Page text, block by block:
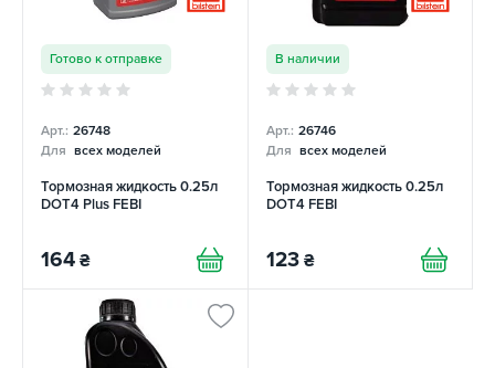
Готово к отправке
Арт.: 26748
Для всех моделей
Тормозная жидкость 0.25л
DOT4 Plus FEBI
164 ₴
В наличии
Арт.: 26746
Для всех моделей
Тормозная жидкость 0.25л
DOT4 FEBI
123 ₴